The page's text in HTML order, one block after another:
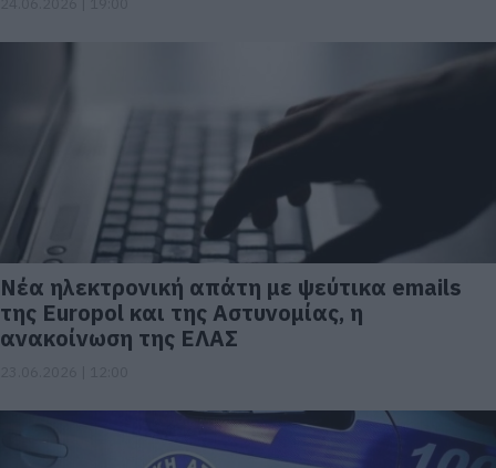
Nέα ηλεκτρονική απάτη με ψεύτικα emails
της Europol και της Αστυνομίας, η
ανακοίνωση της ΕΛΑΣ